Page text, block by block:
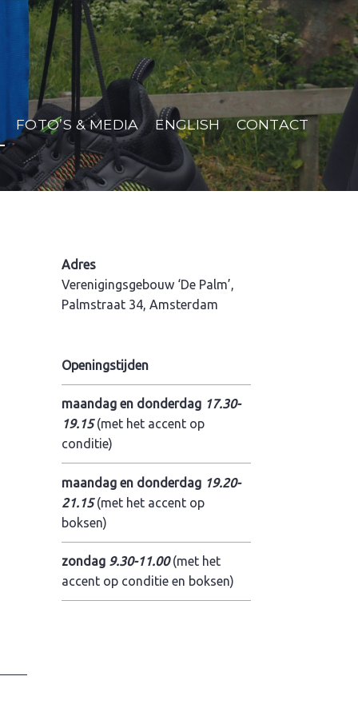
FOTO’S & MEDIA ENGLISH CONTACT
Adres
Verenigingsgebouw ‘De Palm’,
Palmstraat 34, Amsterdam
Openingstijden
maandag en donderdag 17.30-
19.15(met het accent op
conditie)
maandag en donderdag 19.20-
21.15(met het accent op
boksen)
zondag 9.30-11.00(met het
accent op conditie en boksen)